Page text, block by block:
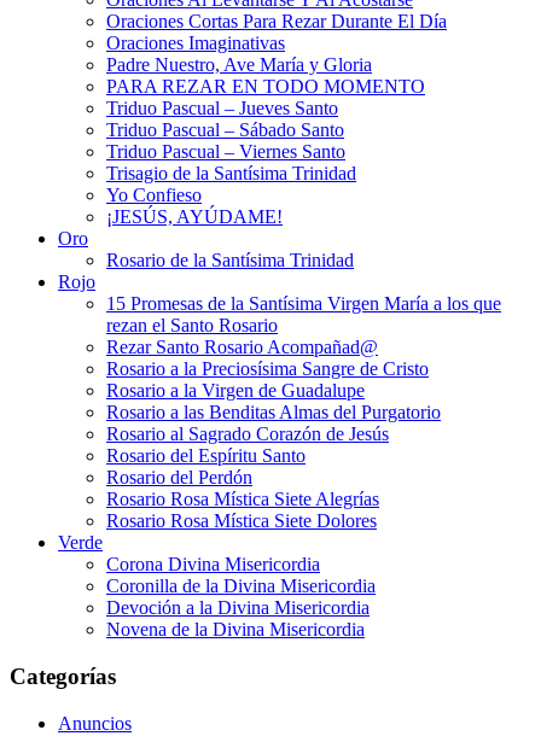
Oraciones Cortas Para Rezar Durante El Día
Oraciones Imaginativas
Padre Nuestro, Ave María y Gloria
PARA REZAR EN TODO MOMENTO
Triduo Pascual – Jueves Santo
Triduo Pascual – Sábado Santo
Triduo Pascual – Viernes Santo
Trisagio de la Santísima Trinidad
Yo Confieso
¡JESÚS, AYÚDAME!
Oro
Rosario de la Santísima Trinidad
Rojo
15 Promesas de la Santísima Virgen María a los que
rezan el Santo Rosario
Rezar Santo Rosario Acompañad@
Rosario a la Preciosísima Sangre de Cristo
Rosario a la Virgen de Guadalupe
Rosario a las Benditas Almas del Purgatorio
Rosario al Sagrado Corazón de Jesús
Rosario del Espíritu Santo
Rosario del Perdón
Rosario Rosa Mística Siete Alegrías
Rosario Rosa Mística Siete Dolores
Verde
Corona Divina Misericordia
Coronilla de la Divina Misericordia
Devoción a la Divina Misericordia
Novena de la Divina Misericordia
Categorías
Anuncios